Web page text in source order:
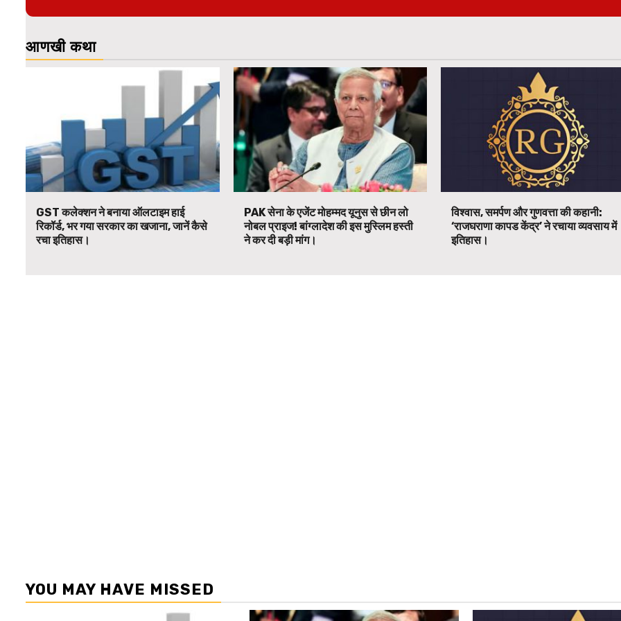
आणखी कथा
GST कलेक्शन ने बनाया ऑलटाइम हाई
रिकॉर्ड, भर गया सरकार का खजाना, जानें कैसे
रचा इतिहास।
PAK सेना के एजेंट मोहम्मद यूनुस से छीन लो
नोबल प्राइज! बांग्लादेश की इस मुस्लिम हस्ती
ने कर दी बड़ी मांग।
विश्वास, समर्पण और गुणवत्ता की कहानी:
‘राजघराणा कापड केंद्र’ ने रचाया व्यवसाय में
इतिहास।
YOU MAY HAVE MISSED